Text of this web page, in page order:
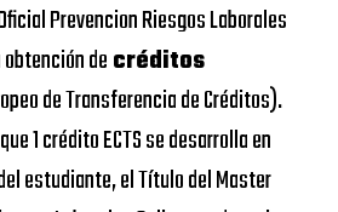
Prevencion Riesgos Laborales
decréditos
de Transferencia de Créditos).
1 crédito ECTS se desarrolla en
estudiante, el Título del Master